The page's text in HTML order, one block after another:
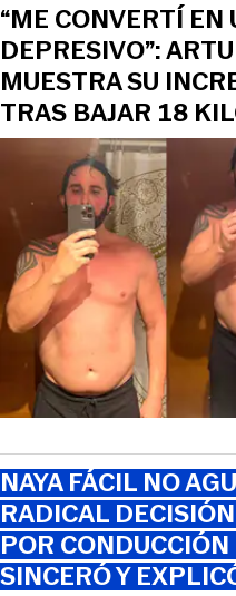
“ME CONVERTÍ EN
DEPRESIVO”:
MUESTRA SU
TRAS BAJAR 18
NAYA FÁCIL NO
RADICAL
POR
SINCERÓ Y